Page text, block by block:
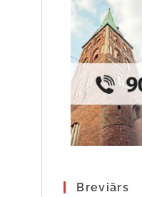
Breviārs